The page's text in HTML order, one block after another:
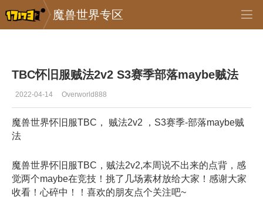
魔兽世界专区
专区_《魔兽世界》 >
TBC怀旧服贼法2v2 S3赛季部落maybe贼法
2022-04-14 Overworld888
魔兽世界怀旧服TBC， 贼法2v2 ，S3赛季-部落maybe贼
法
魔兽世界怀旧服TBC，贼法2v2,本周说不出来的点背，感
觉两个maybe在竞技！挑了几场素材放给大家！感谢大家
收看！心碎中！！喜欢的朋友点个关注吧~